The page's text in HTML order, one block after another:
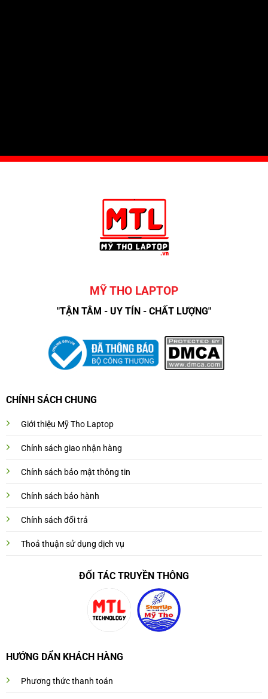
MỸ THO LAPTOP
"TẬN TÂM - UY TÍN - CHẤT LƯỢNG"
CHÍNH SÁCH CHUNG
Giới thiệu Mỹ Tho Laptop
Chính sách giao nhận hàng
Chính sách bảo mật thông tin
Chính sách bảo hành
Chính sách đổi trả
Thoả thuận sử dụng dịch vụ
ĐỐI TÁC TRUYỀN THÔNG
HƯỚNG DẨN KHÁCH HÀNG
Phương thức thanh toán